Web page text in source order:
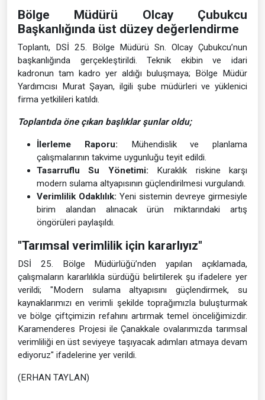
Bölge Müdürü Olcay Çubukcu
Başkanlığında üst düzey değerlendirme
Toplantı, DSİ 25. Bölge Müdürü Sn. Olcay Çubukcu’nun
başkanlığında gerçekleştirildi. Teknik ekibin ve idari
kadronun tam kadro yer aldığı buluşmaya; Bölge Müdür
Yardımcısı Murat Şayan, ilgili şube müdürleri ve yüklenici
firma yetkilileri katıldı.
Toplantıda öne çıkan başlıklar şunlar oldu;
İlerleme Raporu: Mühendislik ve planlama
çalışmalarının takvime uygunluğu teyit edildi.
Tasarruflu Su Yönetimi: Kuraklık riskine karşı
modern sulama altyapısının güçlendirilmesi vurgulandı.
Verimlilik Odaklılık: Yeni sistemin devreye girmesiyle
birim alandan alınacak ürün miktarındaki artış
öngörüleri paylaşıldı.
"Tarımsal verimlilik için kararlıyız"
DSİ 25. Bölge Müdürlüğü’nden yapılan açıklamada,
çalışmaların kararlılıkla sürdüğü belirtilerek şu ifadelere yer
verildi; "Modern sulama altyapısını güçlendirmek, su
kaynaklarımızı en verimli şekilde toprağımızla buluşturmak
ve bölge çiftçimizin refahını artırmak temel önceliğimizdir.
Karamenderes Projesi ile Çanakkale ovalarımızda tarımsal
verimliliği en üst seviyeye taşıyacak adımları atmaya devam
ediyoruz" ifadelerine yer verildi.
(ERHAN TAYLAN)